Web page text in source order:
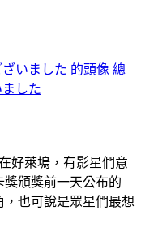
總
した
好萊塢，有影星們意
頒獎前一天公布的
，也可說是眾星們最想